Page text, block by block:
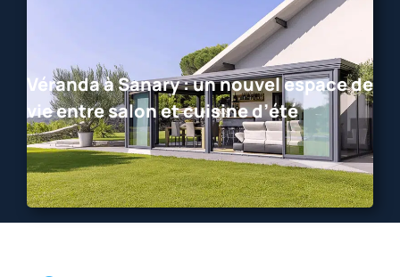
Véranda à Sanary : un nouvel espace de
vie entre salon et cuisine d’été